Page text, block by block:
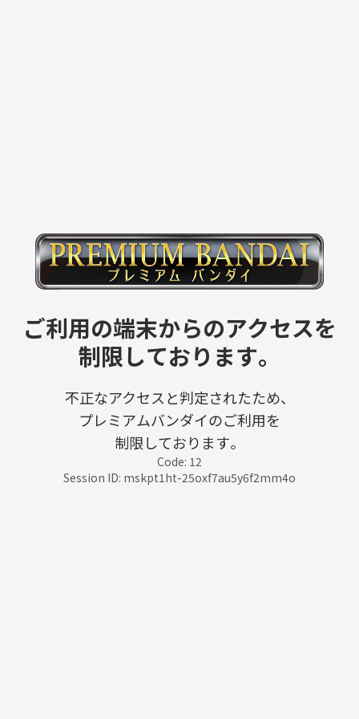
ご利用の端末からのアクセスを
制限しております。
不正なアクセスと判定されたため、
プレミアムバンダイのご利用を
制限しております。
Code: 12
Session ID: mskpt1ht-25oxf7au5y6f2mm4o